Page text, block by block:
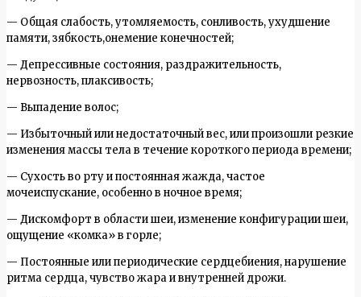
— Общая слабость, утомляемость, сонливость, ухудшение
памяти, зябкость,онемение конечностей;
— Депрессивные состояния, раздражительность,
нервозность, плаксивость;
— Выпадение волос;
— Избыточный или недостаточный вес, или произошли резкие
изменения массы тела в течение короткого периода времени;
— Сухость во рту и постоянная жажда, частое
мочеиспускание, особенно в ночное время;
— Дискомфорт в области шеи, изменение конфигурации шеи,
ощущение «комка» в горле;
— Постоянные или периодические сердцебиения, нарушение
ритма сердца, чувство жара и внутренней дрожи.